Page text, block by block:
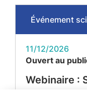
Événement
11/12/2026
Ouvert au
Webinaire :